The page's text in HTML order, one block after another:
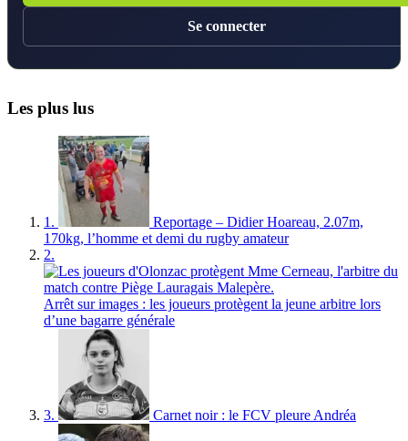
Se connecter
Les plus lus
1.
Reportage – Didier Hoareau, 2.07m,
170kg, l’homme et demi du rugby amateur
2.
Arrêt sur images : les joueurs protègent la jeune arbitre lors
d’une bagarre générale
3. Carnet noir : le FCV pleure Andréa